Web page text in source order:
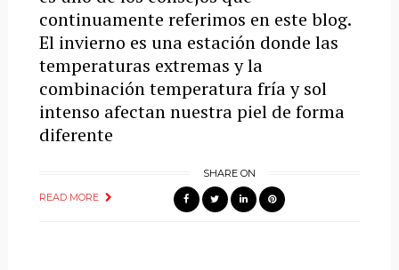
continuamente referimos en este blog.
El invierno es una estación donde las
temperaturas extremas y la
combinación temperatura fría y sol
intenso afectan nuestra piel de forma
diferente
READ MORE
SHARE ON